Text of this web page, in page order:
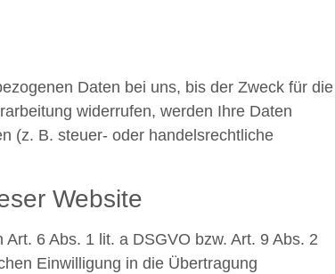
Daten bei uns, bis der Zweck für die
widerrufen, werden Ihre Daten
(z. B. steuer- oder handelsrechtliche
Website
6 Abs. 1 lit. a DSGVO bzw. Art. 9 Abs. 2
Einwilligung in die Übertragung